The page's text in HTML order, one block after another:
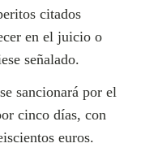
citados
en el juicio o
señalado.
sancionará por el
cinco días, con
euros.